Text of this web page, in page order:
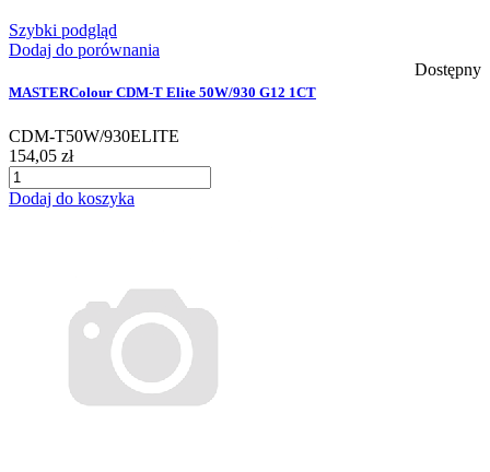
Szybki podgląd
Dodaj do porównania
Dostępny
MASTERColour CDM-T Elite 50W/930 G12 1CT
CDM-T50W/930ELITE
154,05 zł
Dodaj do koszyka